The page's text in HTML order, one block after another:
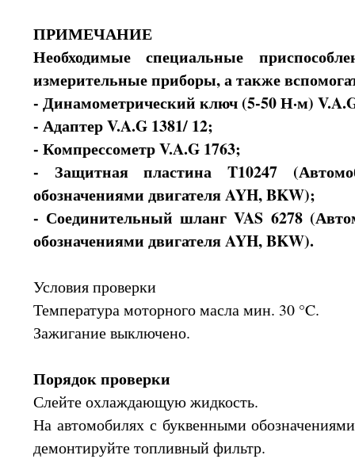
ПРИМЕЧАНИЕ
Необходимые специальные
измерительные приборы, а также
- Динамометрический ключ (5-50 Н·м)
- Адаптер V.A.G 1381/ 12;
- Компрессометр V.A.G 1763;
- Защитная пластина T10247
обозначениями двигателя AYH, BKW);
- Соединительный шланг VAS 6278
обозначениями двигателя AYH, BKW).
Условия проверки
Температура моторного масла мин. 30 °C.
Зажигание выключено.
Порядок проверки
Слейте охлаждающую жидкость.
На автомобилях с буквенными
демонтируйте топливный фильтр.